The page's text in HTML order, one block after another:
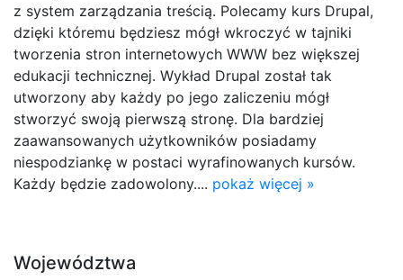
z system zarządzania treścią. Polecamy kurs Drupal,
dzięki któremu będziesz mógł wkroczyć w tajniki
tworzenia stron internetowych WWW bez większej
edukacji technicznej. Wykład Drupal został tak
utworzony aby każdy po jego zaliczeniu mógł
stworzyć swoją pierwszą stronę. Dla bardziej
zaawansowanych użytkowników posiadamy
niespodziankę w postaci wyrafinowanych kursów.
Każdy będzie zadowolony.... pokaż więcej »
Województwa